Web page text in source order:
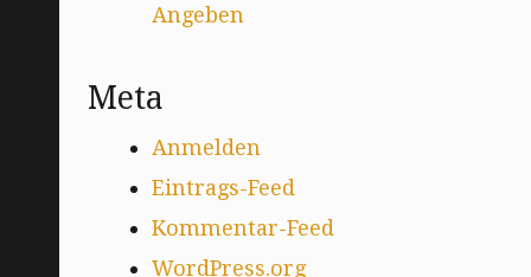
Angeben
Meta
Anmelden
Eintrags-Feed
Kommentar-Feed
WordPress.org